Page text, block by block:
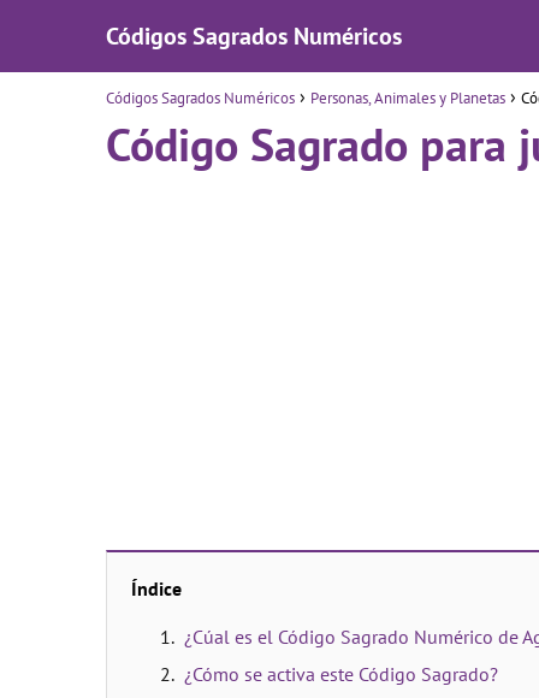
Códigos Sagrados Numéricos
Códigos Sagrados Numéricos Personas, Animales y Planetas
Código Sagrado para
Índice
¿Cúal es el Código Sagrado Numérico de
¿Cómo se activa este Código Sagrado?